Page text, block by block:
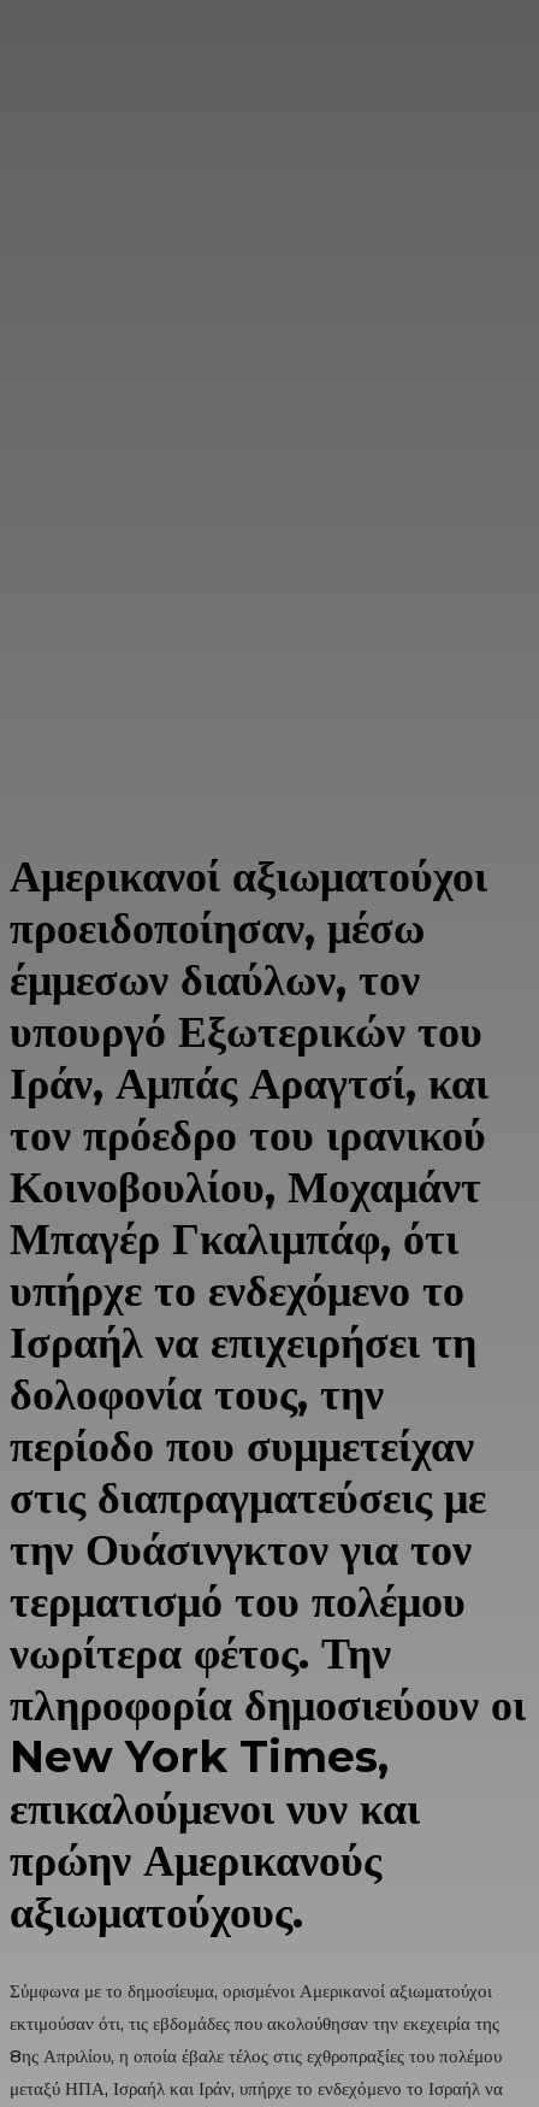
Αμερικανοί αξιωματούχοι
προειδοποίησαν, μέσω
έμμεσων διαύλων, τον
υπουργό Εξωτερικών του
Ιράν, Αμπάς Αραγτσί, και
τον πρόεδρο του ιρανικού
Κοινοβουλίου, Μοχαμάντ
Μπαγέρ Γκαλιμπάφ, ότι
υπήρχε το ενδεχόμενο το
Ισραήλ να επιχειρήσει τη
δολοφονία τους, την
περίοδο που συμμετείχαν
στις διαπραγματεύσεις με
την Ουάσινγκτον για τον
τερματισμό του πολέμου
νωρίτερα φέτος. Την
πληροφορία δημοσιεύουν οι
New York Times,
επικαλούμενοι νυν και
πρώην Αμερικανούς
αξιωματούχους.
Σύμφωνα με το δημοσίευμα, ορισμένοι Αμερικανοί αξιωματούχοι
εκτιμούσαν ότι, τις εβδομάδες που ακολούθησαν την εκεχειρία της
8ης Απριλίου, η οποία έβαλε τέλος στις εχθροπραξίες του πολέμου
μεταξύ ΗΠΑ, Ισραήλ και Ιράν, υπήρχε το ενδεχόμενο το Ισραήλ να